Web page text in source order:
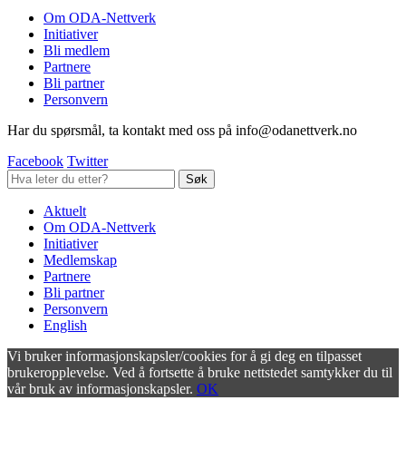
Om ODA-Nettverk
Initiativer
Bli medlem
Partnere
Bli partner
Personvern
Har du spørsmål, ta kontakt med oss på info@odanettverk.no
Facebook Twitter
Aktuelt
Om ODA-Nettverk
Initiativer
Medlemskap
Partnere
Bli partner
Personvern
English
Vi bruker informasjonskapsler/cookies for å gi deg en tilpasset
brukeropplevelse. Ved å fortsette å bruke nettstedet samtykker du til
vår bruk av informasjonskapsler. OK